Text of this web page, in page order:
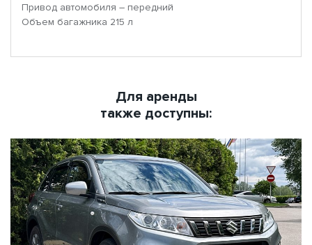
Привод автомобиля – передний
Объем багажника 215 л
Для аренды
также доступны: